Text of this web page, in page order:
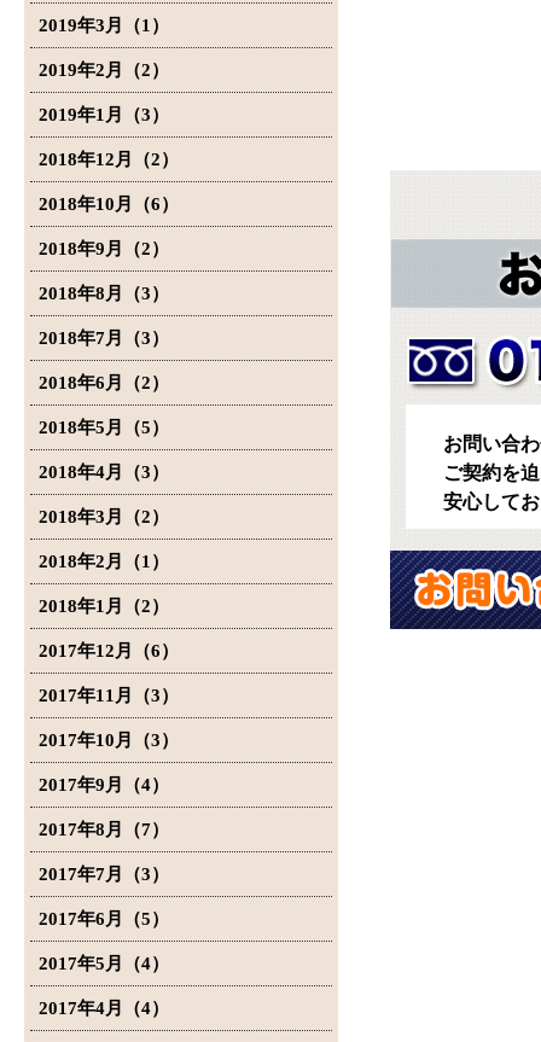
2019年3月（1）
2019年2月（2）
2019年1月（3）
2018年12月（2）
2018年10月（6）
2018年9月（2）
2018年8月（3）
2018年7月（3）
2018年6月（2）
2018年5月（5）
2018年4月（3）
2018年3月（2）
2018年2月（1）
2018年1月（2）
2017年12月（6）
2017年11月（3）
2017年10月（3）
2017年9月（4）
2017年8月（7）
2017年7月（3）
2017年6月（5）
2017年5月（4）
2017年4月（4）
お問い合
ご契約を
安心して